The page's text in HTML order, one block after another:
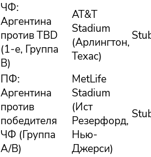
ЧФ:
Аргентина
против TBD
(1-е, Группа
B)
AT&T
Stadium
(Арлингтон,
Техас)
ПФ:
Аргентина
против
победителя
ЧФ (Группа
A/B)
MetLife
Stadium
(Ист
Резерфорд,
Нью-
Джерси)